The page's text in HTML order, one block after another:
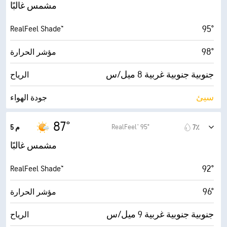
الهبّات
الرطوبة 59٪
درجة التكثف 74° F
AccuLumen Brightness Index™
الغطاء السحابي
أقصى ارتفاع للسحاب
مشمس غالبًا
RealFeel Shade™ 95°
مؤشر الحرارة 98°
الرياح جنوبية جنوبية غربية 8 ميل/س
جودة الهواء سيئ
مؤشر الأشعة فوق البنفسجية القصوى
الهبّات
الرطوبة 62٪
درجة التكثف 74° F
AccuLumen Brightness Index™
5 م 87° RealFeel® 95° 7٪
مشمس غالبًا
RealFeel Shade™ 92°
مؤشر الحرارة 96°
الرياح جنوبية جنوبية غربية 9 ميل/س